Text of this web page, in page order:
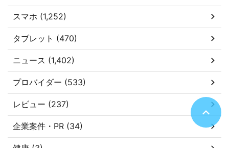
スマホ (1,252)
タブレット (470)
ニュース (1,402)
プロバイダー (533)
レビュー (237)
企業案件・PR (34)